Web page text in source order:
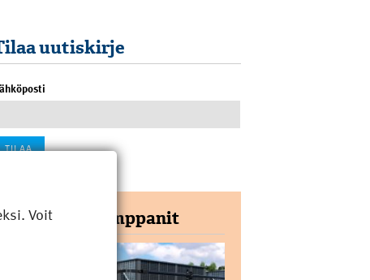
uutiskirje
Yhteistyökumppanit
Voit